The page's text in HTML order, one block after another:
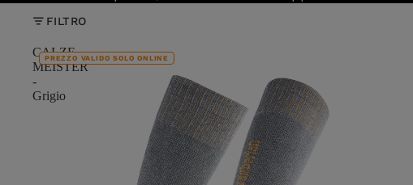
FILTRO
CALZE
MEISTER
-
Grigio
PREZZO VALIDO SOLO ONLINE